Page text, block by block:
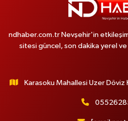
ndhaber.com.tr Nevşehir'in
sitesi güncel, son dakika yerel
Karasoku Mahallesi Uzer Döviz